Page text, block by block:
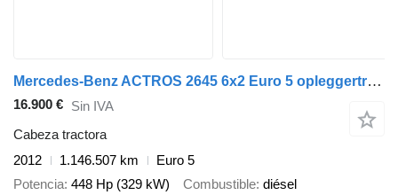
Mercedes-Benz ACTROS 2645 6x2 Euro 5 opleggertrekker met kipperhydrauliek
16.900 € Sin IVA
Cabeza tractora
2012
1.146.507 km
Euro 5
Potencia 448 Hp (329 kW) Combustible diésel